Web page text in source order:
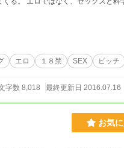
エロ １８禁 SEX ビッチ
字数 8,018 最終更新日 2016.07.16
お気